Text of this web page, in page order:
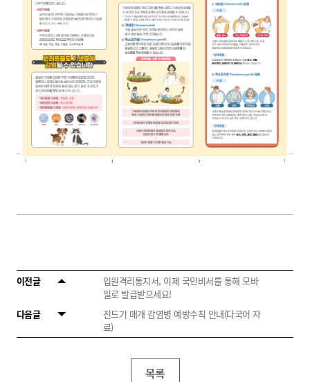
이전글
입원격리통지서, 이제 국민비서를 통해 모바
일로 발급받으세요!
다음글
진드기 매개 감염병 예방수칙 안내(다국어 자
료)
목록